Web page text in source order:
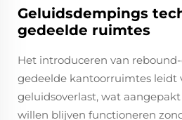
Geluidsdempings
gedeelde ruimtes
Het introduceren van
gedeelde kantoorruimtes leidt
geluidsoverlast, wat
willen blijven functioneren